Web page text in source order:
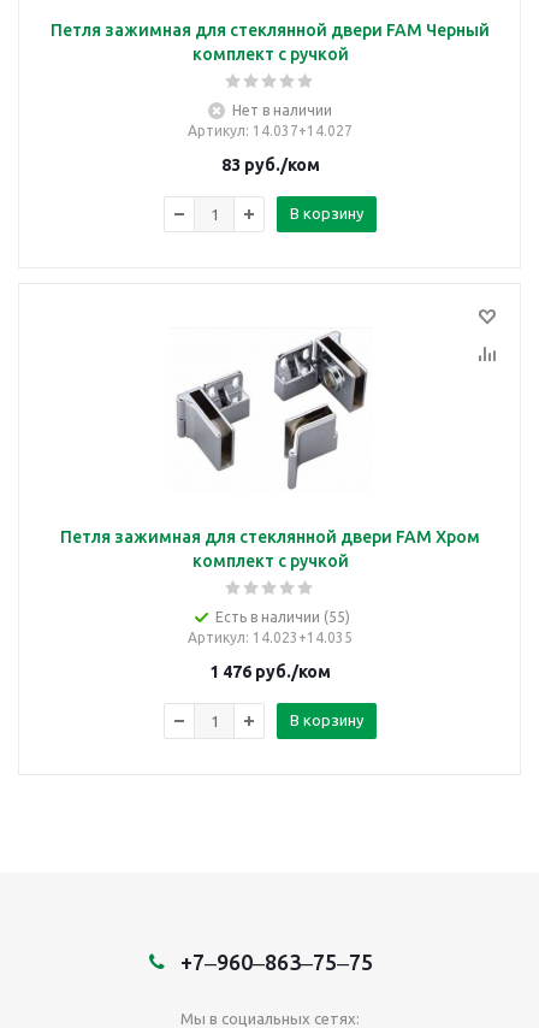
Петля зажимная для стеклянной двери FAM Черный
комплект с ручкой
Нет в наличии
Артикул: 14.037+14.027
83 руб./ком
В корзину
Петля зажимная для стеклянной двери FAM Хром
комплект с ручкой
Есть в наличии (55)
Артикул: 14.023+14.035
1 476 руб./ком
В корзину
+7‒960‒863‒75‒75
Мы в социальных сетях: